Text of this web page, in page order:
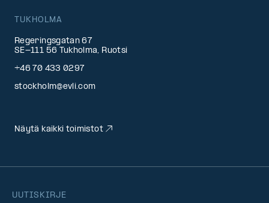
UUTISKIRJE
TUKHOLMA
Regeringsgatan 67
SE-111 56 Tukholma, Ruotsi
+46 70 433 0297
stockholm@evli.com
Näytä kaikki toimistot